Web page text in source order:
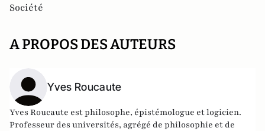
Société
A PROPOS DES AUTEURS
Yves Roucaute
Yves Roucaute est philosophe, épistémologue et logicien.
Professeur des universités, agrégé de philosophie et de